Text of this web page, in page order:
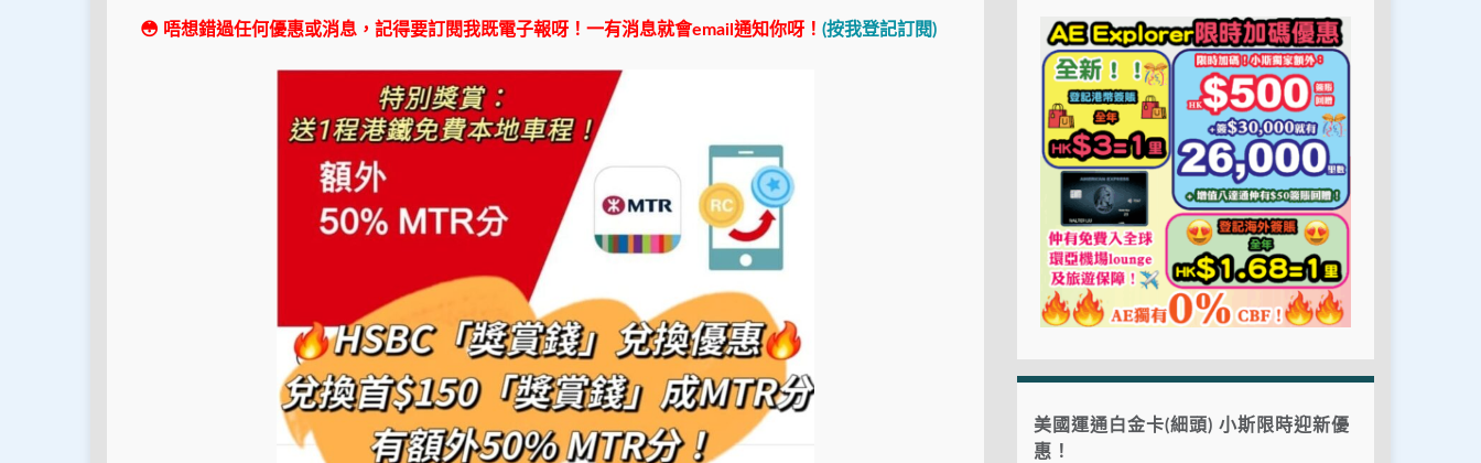
😳 唔想錯過任何優惠或消息，記得要訂閱我既電子報呀！一有消息就會email通知你呀！ (按我登記訂閱)
美國運通白金卡(細頭) 小斯限時迎新優
惠！